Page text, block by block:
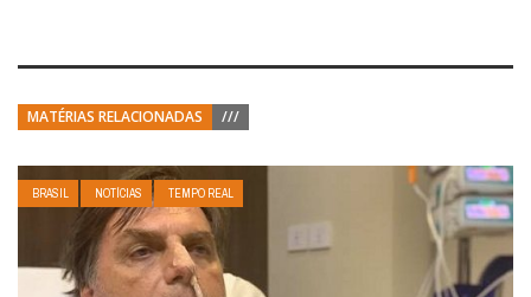
MATÉRIAS RELACIONADAS ///
BRASIL NOTÍCIAS TEMPO REAL